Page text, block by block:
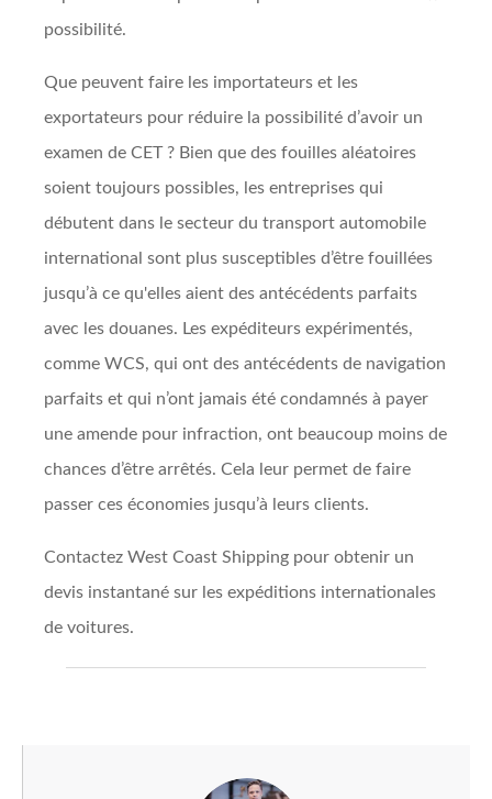
possibilité.
Que peuvent faire les importateurs et les
exportateurs pour réduire la possibilité d’avoir un
examen de CET ? Bien que des fouilles aléatoires
soient toujours possibles, les entreprises qui
débutent dans le secteur du transport automobile
international sont plus susceptibles d’être fouillées
jusqu’à ce qu'elles aient des antécédents parfaits
avec les douanes. Les expéditeurs expérimentés,
comme WCS, qui ont des antécédents de navigation
parfaits et qui n’ont jamais été condamnés à payer
une amende pour infraction, ont beaucoup moins de
chances d’être arrêtés. Cela leur permet de faire
passer ces économies jusqu’à leurs clients.
Contactez West Coast Shipping pour obtenir un
devis instantané sur les expéditions internationales
de voitures.